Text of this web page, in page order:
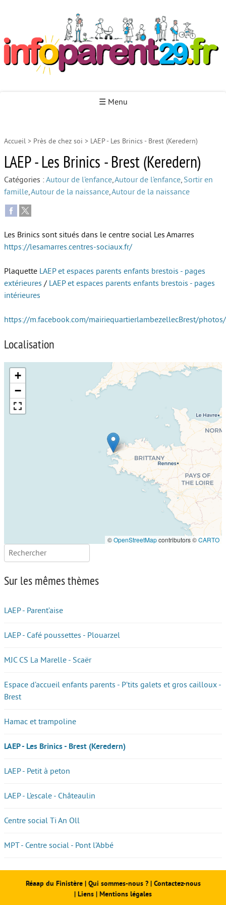
☰ Menu
Accueil
Autour de la naissance
Autour de la petite enfance
Autour de l’école
Face au handicap
Sortir en famille
Aide aux parents
Place aux grands-parents
Accueil > Près de chez soi > LAEP - Les Brinics - Brest (Keredern)
LAEP - Les Brinics - Brest (Keredern)
Catégories :Autour de l’enfance,Autour de l’enfance, Sortir en
famille,Autour de la naissance,Autour de la naissance
Les Brinics sont situés dans le centre social Les Amarres
https://lesamarres.centres-sociaux.fr/
Plaquette LAEP et espaces parents enfants brestois - pages
extérieures / LAEP et espaces parents enfants brestois - pages
intérieures
https://m.facebook.com/mairiequartierlambezellecBrest/
Localisation
+
−
©OpenStreetMapcontributors ©CARTO
Rechercher :
Sur les mêmes thèmes
LAEP - Parent’aise
LAEP - Café poussettes - Plouarzel
MJC CS La Marelle - Scaër
Espace d’accueil enfants parents - P’tits galets et gros cailloux -
Brest
Hamac et trampoline
LAEP - Les Brinics - Brest (Keredern)
LAEP - Petit à peton
LAEP - L’escale - Châteaulin
Centre social Ti An Oll
MPT - Centre social - Pont l’Abbé
Réaap du Finistère| Qui sommes-nous ? | Contactez-nous
| Liens | Mentions légales